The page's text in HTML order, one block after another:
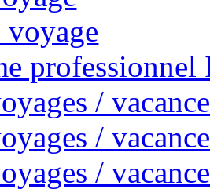
voyage
/
/
/